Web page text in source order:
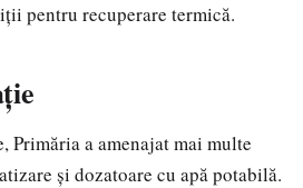
pentru recuperare termică.
a amenajat mai multe
și dozatoare cu apă potabilă.